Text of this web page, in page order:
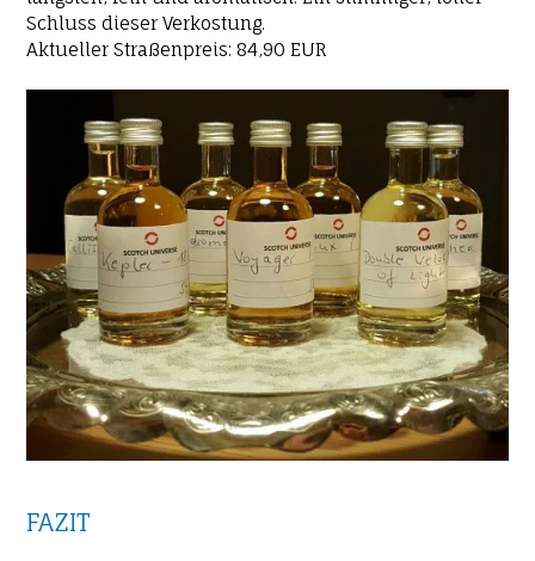
Schluss dieser Verkostung.
Aktueller Straßenpreis: 84,90 EUR
FAZIT